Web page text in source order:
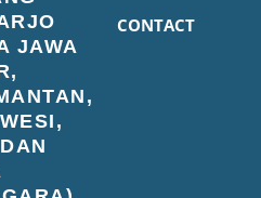
JAWA
CONTACT